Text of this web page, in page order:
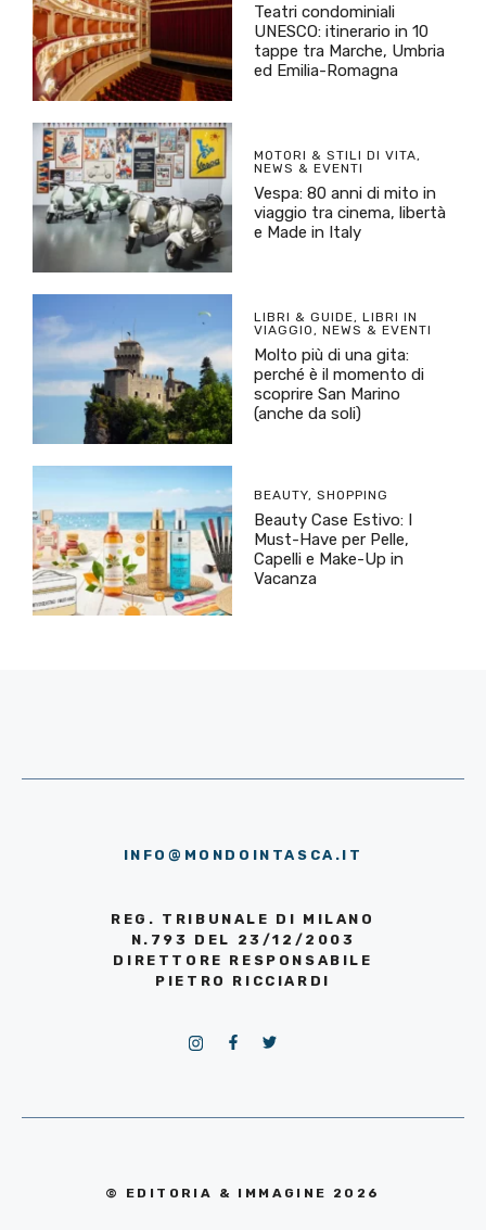
Teatri condominiali
UNESCO: itinerario in 10
tappe tra Marche, Umbria
ed Emilia-Romagna
MOTORI & STILI DI VITA,
NEWS & EVENTI
Vespa: 80 anni di mito in
viaggio tra cinema, libertà
e Made in Italy
LIBRI & GUIDE, LIBRI IN
VIAGGIO, NEWS & EVENTI
Molto più di una gita:
perché è il momento di
scoprire San Marino
(anche da soli)
BEAUTY, SHOPPING
Beauty Case Estivo: I
Must-Have per Pelle,
Capelli e Make-Up in
Vacanza
INFO@MONDOINTASCA.IT
REG. TRIBUNALE DI MILANO
N.793 DEL 23/12/2003
DIRETTORE RESPONSABILE
PIETRO RICCIARDI
© EDITORIA & IMMAGINE 2026